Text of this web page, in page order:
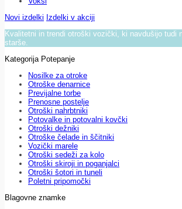
Novi izdelki Izdelki v akciji
Kvalitetni in trendi otroški vozički, ki navdušijo tudi
starše.
Kategorija Potepanje
Nosilke za otroke
Otroške denarnice
Previjalne torbe
Prenosne postelje
Otroški nahrbtniki
Potovalke in potovalni kovčki
Otroški dežniki
Otroške čelade in ščitniki
Vozički marele
Otroški sedeži za kolo
Otroški skiroji in poganjalci
Otroški šotori in tuneli
Poletni pripomočki
Blagovne znamke